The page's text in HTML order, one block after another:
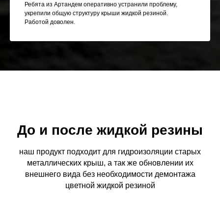
Ребята из Артандем оперативно устранили проблему,
укрепили общую структуру крыши жидкой резиной.
Работой доволен.
До и после жидкой резины
наш продукт подходит для гидроизоляции старых
металлических крыш, а так же обновлении их
внешнего вида без необходимости демонтажа
цветной жидкой резиной